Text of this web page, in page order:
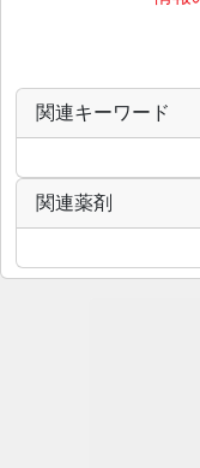
関連キーワード
関連薬剤